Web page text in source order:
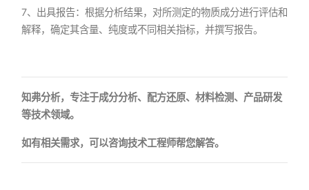
7、出具报告：根据分析结果，对所测定的物质成分进行评估和
解释，确定其含量、纯度或不同相关指标，并撰写报告。
知弗分析，专注于成分分析、配方还原、材料检测、产品研发
等技术领域。
如有相关需求，可以咨询技术工程师帮您解答。